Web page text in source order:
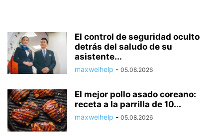
El control de seguridad oculto
detrás del saludo de su
asistente...
maxwelhelp - 05.08.2026
El mejor pollo asado coreano:
receta a la parrilla de 10...
maxwelhelp - 05.08.2026